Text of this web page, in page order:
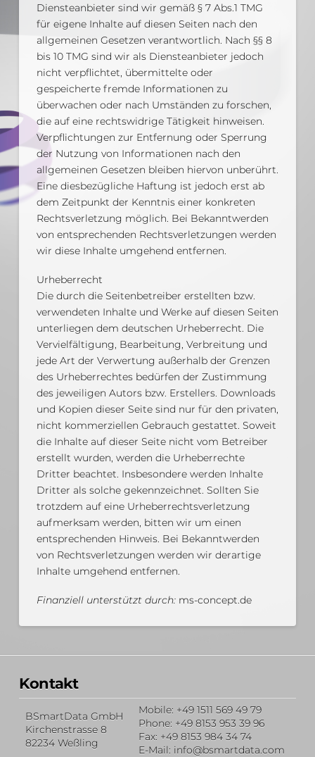
Diensteanbieter sind wir gemäß § 7 Abs.1 TMG
für eigene Inhalte auf diesen Seiten nach den
allgemeinen Gesetzen verantwortlich. Nach §§ 8
bis 10 TMG sind wir als Diensteanbieter jedoch
nicht verpflichtet, übermittelte oder
gespeicherte fremde Informationen zu
überwachen oder nach Umständen zu forschen,
die auf eine rechtswidrige Tätigkeit hinweisen.
Verpflichtungen zur Entfernung oder Sperrung
der Nutzung von Informationen nach den
allgemeinen Gesetzen bleiben hiervon unberührt.
Eine diesbezügliche Haftung ist jedoch erst ab
dem Zeitpunkt der Kenntnis einer konkreten
Rechtsverletzung möglich. Bei Bekanntwerden
von entsprechenden Rechtsverletzungen werden
wir diese Inhalte umgehend entfernen.
Urheberrecht
Die durch die Seitenbetreiber erstellten bzw.
verwendeten Inhalte und Werke auf diesen Seiten
unterliegen dem deutschen Urheberrecht. Die
Vervielfältigung, Bearbeitung, Verbreitung und
jede Art der Verwertung außerhalb der Grenzen
des Urheberrechtes bedürfen der Zustimmung
des jeweiligen Autors bzw. Erstellers. Downloads
und Kopien dieser Seite sind nur für den privaten,
nicht kommerziellen Gebrauch gestattet. Soweit
die Inhalte auf dieser Seite nicht vom Betreiber
erstellt wurden, werden die Urheberrechte
Dritter beachtet. Insbesondere werden Inhalte
Dritter als solche gekennzeichnet. Sollten Sie
trotzdem auf eine Urheberrechtsverletzung
aufmerksam werden, bitten wir um einen
entsprechenden Hinweis. Bei Bekanntwerden
von Rechtsverletzungen werden wir derartige
Inhalte umgehend entfernen.
Finanziell unterstützt durch: ms-concept.de
Kontakt
BSmartData GmbH
Kirchenstrasse 8
82234 Weßling
Mobile: +49 1511 569 49 79
Phone: +49 8153 953 39 96
Fax: +49 8153 984 34 74
E-Mail: info@bsmartdata.com